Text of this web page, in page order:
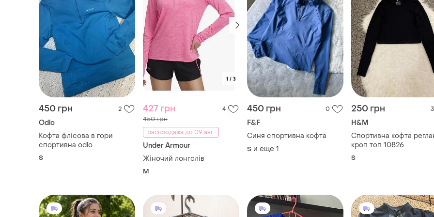
450 грн 2
Odlo
Кофта флісова в гори
спортивна odlo
S
427 грн 4
450 грн
распродажа до 09 авг.
Under Armour
Жіночий лонгслів
M
450 грн 0
F&F
Синя спортивна кофта
S и еще 1
250 грн 3
H&M
Спортивна кофта
кроп топ 10826
S